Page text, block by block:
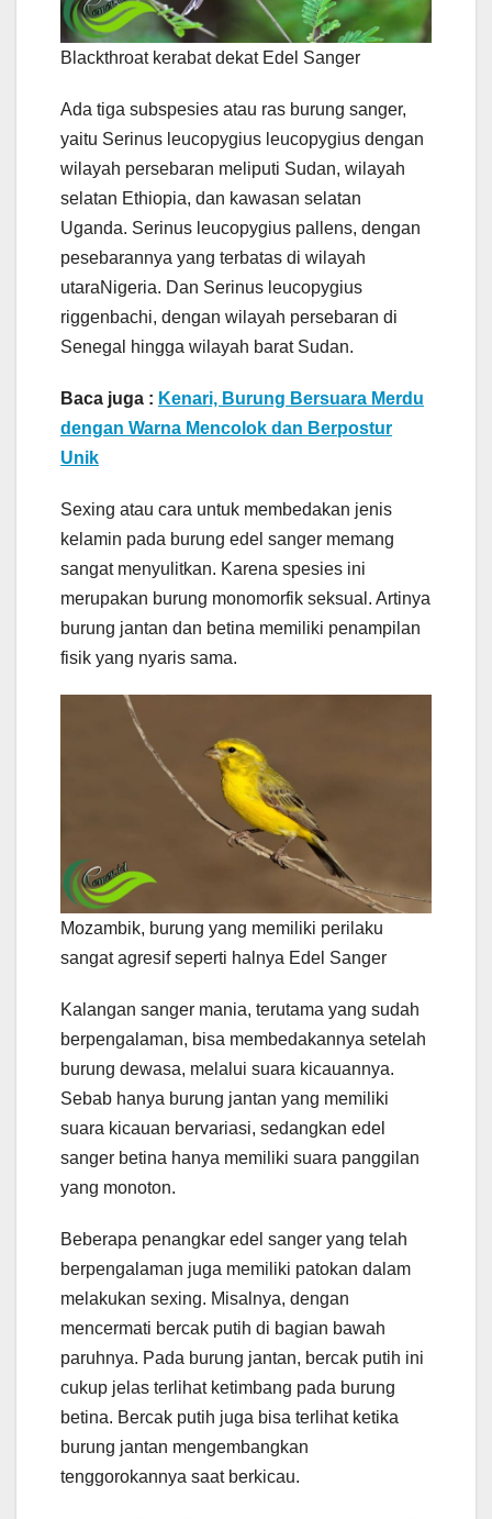
Blackthroat kerabat dekat Edel Sanger
Ada tiga subspesies atau ras burung sanger,
yaitu Serinus leucopygius leucopygius dengan
wilayah persebaran meliputi Sudan, wilayah
selatan Ethiopia, dan kawasan selatan
Uganda. Serinus leucopygius pallens, dengan
pesebarannya yang terbatas di wilayah
utaraNigeria. Dan Serinus leucopygius
riggenbachi, dengan wilayah persebaran di
Senegal hingga wilayah barat Sudan.
Baca juga : Kenari, Burung Bersuara Merdu
dengan Warna Mencolok dan Berpostur
Unik
Sexing atau cara untuk membedakan jenis
kelamin pada burung edel sanger memang
sangat menyulitkan. Karena spesies ini
merupakan burung monomorfik seksual. Artinya
burung jantan dan betina memiliki penampilan
fisik yang nyaris sama.
Mozambik, burung yang memiliki perilaku
sangat agresif seperti halnya Edel Sanger
Kalangan sanger mania, terutama yang sudah
berpengalaman, bisa membedakannya setelah
burung dewasa, melalui suara kicauannya.
Sebab hanya burung jantan yang memiliki
suara kicauan bervariasi, sedangkan edel
sanger betina hanya memiliki suara panggilan
yang monoton.
Beberapa penangkar edel sanger yang telah
berpengalaman juga memiliki patokan dalam
melakukan sexing. Misalnya, dengan
mencermati bercak putih di bagian bawah
paruhnya. Pada burung jantan, bercak putih ini
cukup jelas terlihat ketimbang pada burung
betina. Bercak putih juga bisa terlihat ketika
burung jantan mengembangkan
tenggorokannya saat berkicau.